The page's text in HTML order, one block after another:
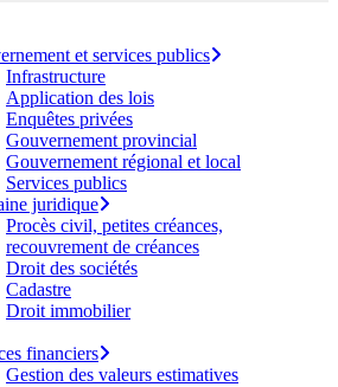
et services publics
Infrastructure
Application des lois
Enquêtes privées
Gouvernement provincial
Gouvernement régional et local
Services publics
juridique
Procès civil, petites créances,
recouvrement de créances
Droit des sociétés
Cadastre
Droit immobilier
financiers
Gestion des valeurs estimatives